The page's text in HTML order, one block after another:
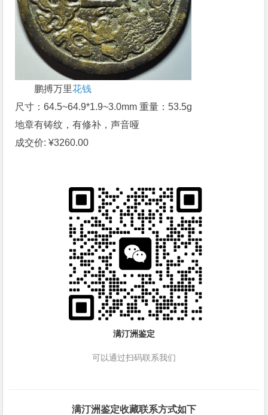
鹏搏万里花钱
尺寸：64.5~64.9*1.9~3.0mm 重量：53.5g
地章有铸纹，有修补，声音哑
成交价: ¥3260.00
满汀洲鉴定
可以通过扫码联系我们
满汀洲鉴定收藏联系方式如下